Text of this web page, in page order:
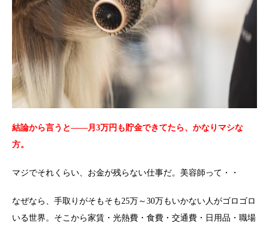
結論から言うと――月3万円も貯金できてたら、かなりマシな
方。
マジでそれくらい、お金が残らない仕事だ。美容師って・・
なぜなら、手取りがそもそも25万～30万もいかない人がゴロゴロ
いる世界。そこから家賃・光熱費・食費・交通費・日用品・職場